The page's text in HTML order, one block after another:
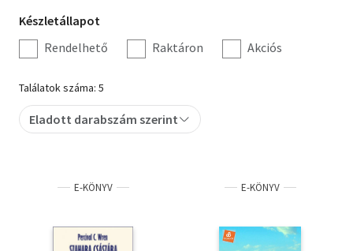
Hobbi, szabadidő
Irodalom
Művészet
Szakkönyv
Tankönyv, segédkönyv
Társadalomtudomány
Készletállapot
szűrés
Készletállapot
Rendelhető
Raktáron Akciós
Találatok száma: 5
Eladott darabszám szerint
E-KÖNYV E-KÖNYV